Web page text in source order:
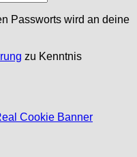
Passworts wird an deine
zu Kenntnis
Cookie Banner